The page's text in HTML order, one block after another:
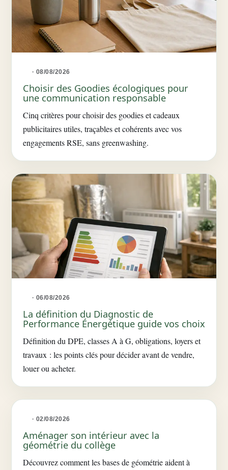
· 08/08/2026
Choisir des Goodies écologiques pour
une communication responsable
Cinq critères pour choisir des goodies et cadeaux
publicitaires utiles, traçables et cohérents avec vos
engagements RSE, sans greenwashing.
· 06/08/2026
La définition du Diagnostic de
Performance Énergétique guide vos choix
Définition du DPE, classes A à G, obligations, loyers et
travaux : les points clés pour décider avant de vendre,
louer ou acheter.
· 02/08/2026
Aménager son intérieur avec la
géométrie du collège
Découvrez comment les bases de géométrie aident à